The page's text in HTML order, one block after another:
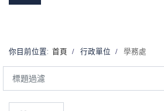
你目前位置: 首頁 行政單位 學務處
過
濾